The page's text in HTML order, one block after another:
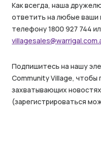
Как всегда, наша
ответить на любые ваши
телефону 1800 927 744
Подпишитесь на нашу
Community Village, чтобы
захватывающих
(зарегистрироваться